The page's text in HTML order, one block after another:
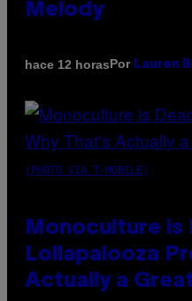
Melody
hace 12 horasPor Lauren
(PHOTO VIA T-MOBILE)
Monoculture is
Lollapalooza
Actually a